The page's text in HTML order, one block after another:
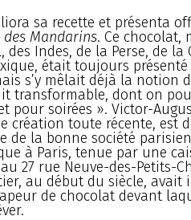
sa recette et présenta
des Mandarins. Ce chocolat,
des Indes, de la Perse, de la
était toujours
s’y mêlait déjà la notion
transformable, dont on
pour soirées ». Victor-
création toute récente, est
de la bonne société
à Paris, tenue par une
27 rue Neuve-des-Petits-
au début du siècle, avait
de chocolat devant